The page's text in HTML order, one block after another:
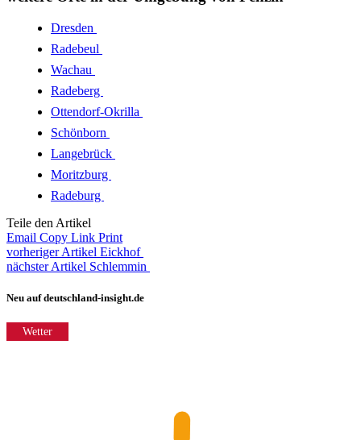
Dresden
Radebeul
Wachau
Radeberg
Ottendorf-Okrilla
Schönborn
Langebrück
Moritzburg
Radeburg
Teile den Artikel
Email Copy Link Print
vorheriger Artikel Eickhof
nächster Artikel Schlemmin
Neu auf deutschland-insight.de
Wetter